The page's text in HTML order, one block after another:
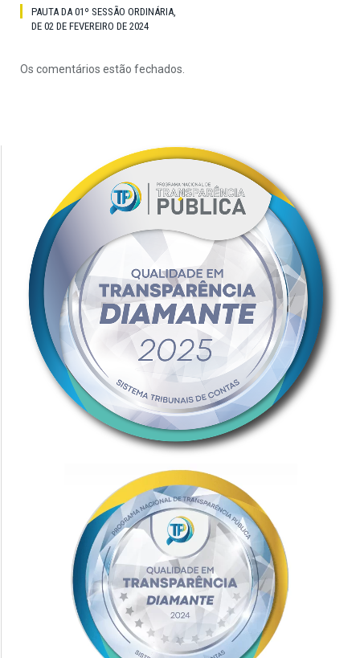
PAUTA DA 01º SESSÃO ORDINÁRIA,
DE 02 DE FEVEREIRO DE 2024
Os comentários estão fechados.